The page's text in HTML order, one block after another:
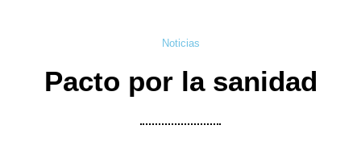
Noticias
Pacto por la sanidad